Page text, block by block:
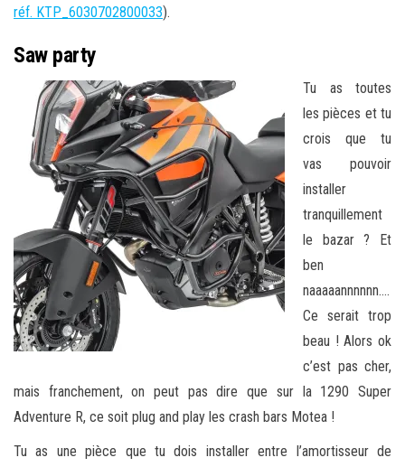
réf. KTP_6030702800033).
Saw party
Tu as toutes
les pièces et tu
crois que tu
vas pouvoir
installer
tranquillement
le bazar ? Et
ben
naaaaannnnnn….
Ce serait trop
beau ! Alors ok
c’est pas cher,
mais franchement, on peut pas dire que sur la 1290 Super
Adventure R, ce soit plug and play les crash bars Motea !
Tu as une pièce que tu dois installer entre l’amortisseur de